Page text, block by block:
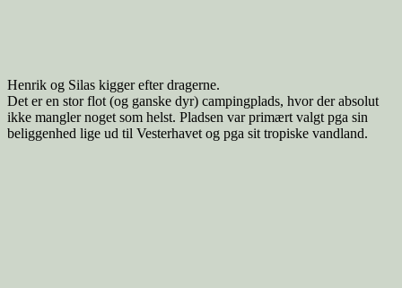
Henrik og Silas kigger efter dragerne.
Det er en stor flot (og ganske dyr) campingplads, hvor der absolut
ikke mangler noget som helst. Pladsen var primært valgt pga sin
beliggenhed lige ud til Vesterhavet og pga sit tropiske vandland.